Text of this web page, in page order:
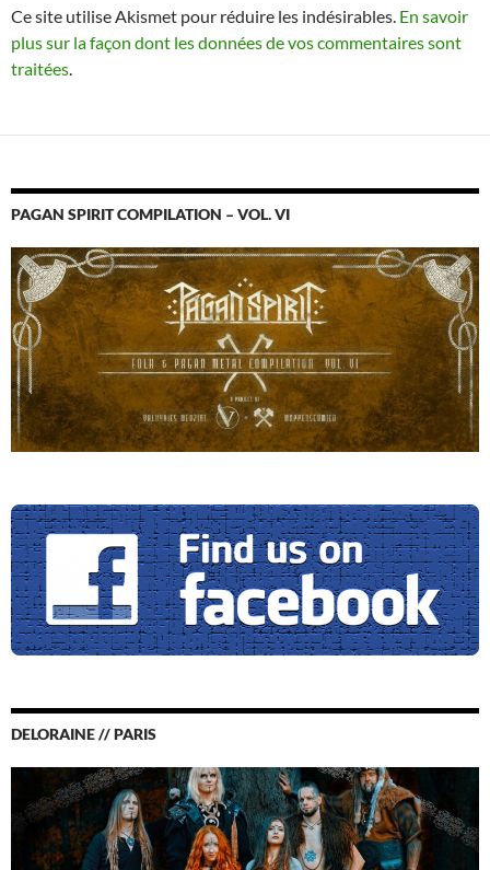
Ce site utilise Akismet pour réduire les indésirables. En savoir
plus sur la façon dont les données de vos commentaires sont
traitées
PAGAN SPIRIT COMPILATION – VOL. VI
DELORAINE // PARIS